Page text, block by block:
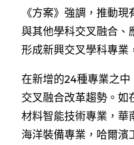
《方案》強調，推動
與其他學科交叉融合、
形成新興交叉學科專業
在新增的24種專業之
交叉融合改革趨勢。如
材料智能技術專業，華
海洋裝備專業，哈爾濱